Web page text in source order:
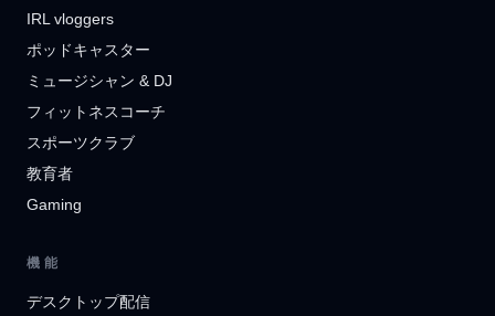
IRL vloggers
ポッドキャスター
ミュージシャン & DJ
フィットネスコーチ
スポーツクラブ
教育者
Gaming
機能
デスクトップ配信